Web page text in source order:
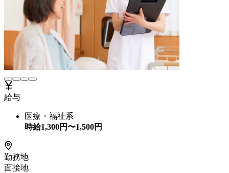
給与
医療・福祉系
時給1,300円〜1,500円
勤務地
面接地